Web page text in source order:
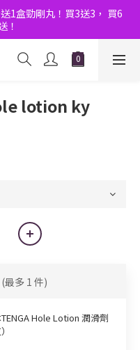
全店購物滿$600額外9折！
1盒勁剛丸！買3送3， 買6
！
全店購物滿$600額外9折！
lotion ky
(最多 1 件)
TENGA Hole Lotion 潤滑劑